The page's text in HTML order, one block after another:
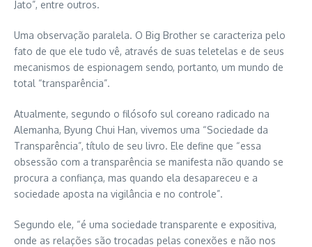
Jato”, entre outros.
Uma observação paralela. O Big Brother se caracteriza pelo
fato de que ele tudo vê, através de suas teletelas e de seus
mecanismos de espionagem sendo, portanto, um mundo de
total “transparência”.
Atualmente, segundo o filósofo sul coreano radicado na
Alemanha, Byung Chui Han, vivemos uma “Sociedade da
Transparência”, título de seu livro. Ele define que “essa
obsessão com a transparência se manifesta não quando se
procura a confiança, mas quando ela desapareceu e a
sociedade aposta na vigilância e no controle”.
Segundo ele, “é uma sociedade transparente e expositiva,
onde as relações são trocadas pelas conexões e não nos